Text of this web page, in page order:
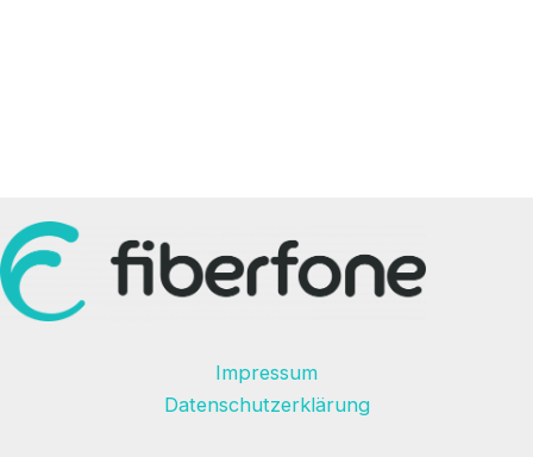
Impressum
Datenschutzerklärung